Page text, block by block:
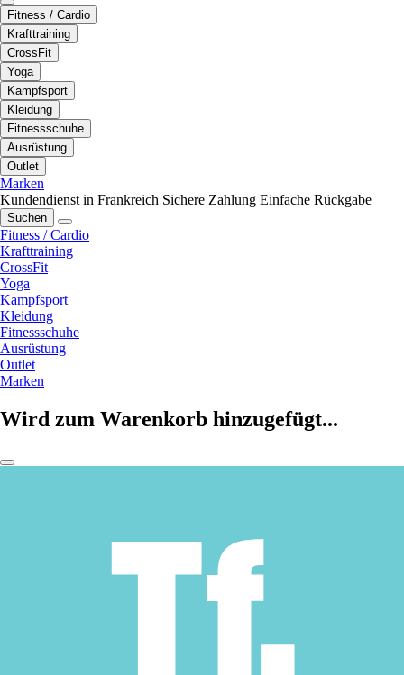
Fitness / Cardio
Krafttraining
CrossFit
Yoga
Kampfsport
Kleidung
Fitnessschuhe
Ausrüstung
Outlet
Marken
Kundendienst in Frankreich Sichere Zahlung Einfache Rückgabe
Suchen
Fitness / Cardio
Krafttraining
CrossFit
Yoga
Kampfsport
Kleidung
Fitnessschuhe
Ausrüstung
Outlet
Marken
Wird zum Warenkorb hinzugefügt...